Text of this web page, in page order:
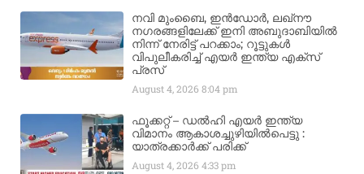
നവി മുംബൈ, ഇൻഡോർ, ലഖ്നൗ
നഗരങ്ങളിലേക്ക് ഇനി അബുദാബിയിൽ
നിന്ന് നേരിട്ട് പറക്കാം; റൂട്ടുകൾ
വിപുലീകരിച്ച് എയർ ഇന്ത്യ എക്സ്
പ്രസ്
August 4, 20268:04 pm
ഫൂക്കറ്റ് – ഡൽഹി എയര്‍ ഇന്ത്യ
വിമാനം ആകാശച്ചുഴിയില്‍പെട്ടു :
യാത്രക്കാര്‍ക്ക് പരിക്ക്
August 4, 20264:33 pm